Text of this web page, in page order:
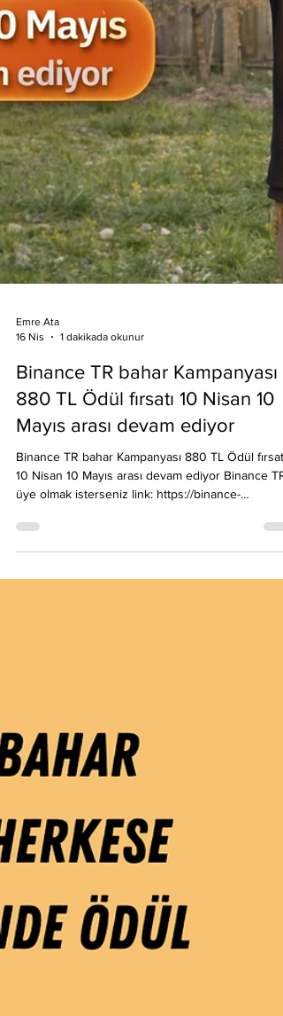
16 Nis
1 dakikada okunur
Binance TR bahar Kampanyası
880 TL Ödül fırsatı 10 Nisan 10
Mayıs arası devam ediyor
Binance TR bahar Kampanyası 880 TL Ödül fırsatı
tr.onelink.me/a2LU/cc?